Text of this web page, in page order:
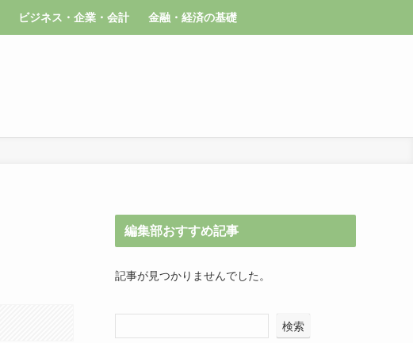
ビジネス・企業・会計 金融・経済の基礎
編集部おすすめ記事
記事が見つかりませんでした。
検索